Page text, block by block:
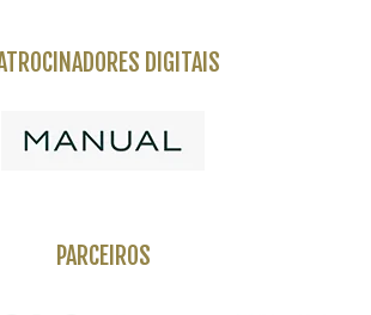
DIGITAIS
PARCEIROS